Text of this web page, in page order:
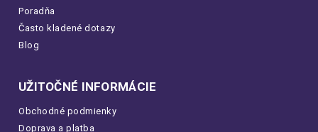
Poradňa
Často kladené dotazy
Blog
UŽITOČNÉ INFORMÁCIE
Obchodné podmienky
Doprava a platba